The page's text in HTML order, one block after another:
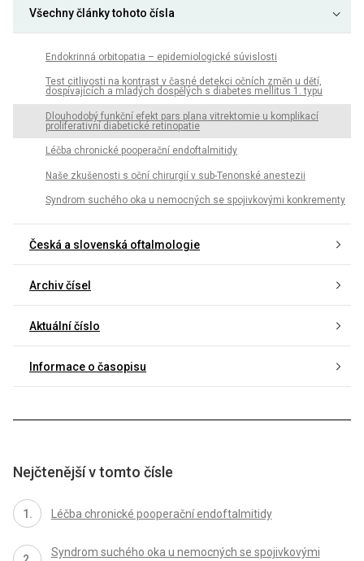
Všechny články tohoto čísla
Endokrinná orbitopatia – epidemiologické súvislosti
Test citlivosti na kontrast v časné detekci očních změn u dětí,
dospívajících a mladých dospělých s diabetes mellitus 1. typu
Dlouhodobý funkční efekt pars plana vitrektomie u komplikací
proliferativní diabetické retinopatie
Léčba chronické pooperační endoftalmitidy
Naše zkušenosti s oční chirurgií v sub-Tenonské anestezii
Syndrom suchého oka u nemocných se spojivkovými konkrementy
Česká a slovenská oftalmologie
Archiv čísel
Aktuální číslo
Informace o časopisu
Nejčtenější v tomto čísle
Léčba chronické pooperační endoftalmitidy
Syndrom suchého oka u nemocných se spojivkovými